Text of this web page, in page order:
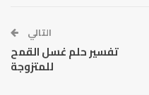
التالي
تفسير حلم غسل القمح
للمتزوجة